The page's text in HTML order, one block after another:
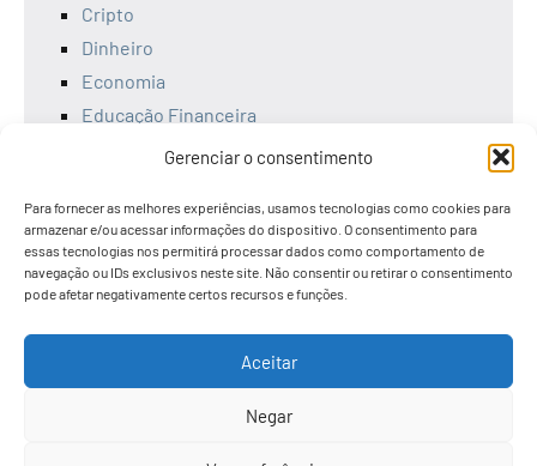
Gerenciar o consentimento
Para fornecer as melhores experiências, usamos tecnologias como cookies para
armazenar e/ou acessar informações do dispositivo. O consentimento para
essas tecnologias nos permitirá processar dados como comportamento de
navegação ou IDs exclusivos neste site. Não consentir ou retirar o consentimento
pode afetar negativamente certos recursos e funções.
Aceitar
Negar
Cripto
Dinheiro
Economia
Educação Financeira
Empreendedorismo
Finanças
Investimentos
Livros